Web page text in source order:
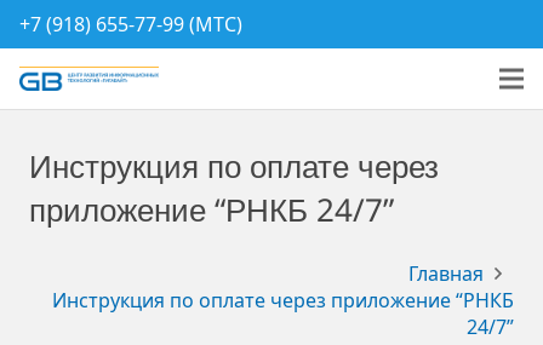
+7 (918) 655-77-99 (МТС)
Инструкция по оплате через
приложение “РНКБ 24/7”
Главная
Инструкция по оплате через приложение “РНКБ
24/7”